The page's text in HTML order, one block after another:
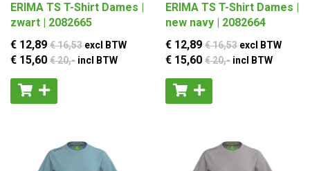
ERIMA TS T-Shirt Dames |
zwart | 2082665
€ 12,89 € 16,53 excl BTW
€ 15,60 € 20,- incl BTW
ERIMA TS T-Shirt Dames |
new navy | 2082664
€ 12,89 € 16,53 excl BTW
€ 15,60 € 20,- incl BTW